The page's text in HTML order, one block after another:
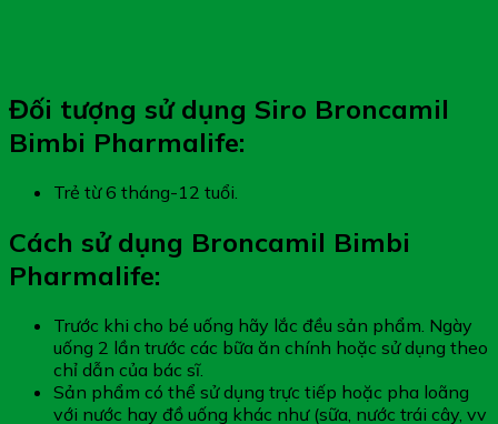
Đối tượng sử dụng Siro Broncamil
Bimbi Pharmalife:
Trẻ từ 6 tháng-12 tuổi.
Cách sử dụng Broncamil Bimbi
Pharmalife:
Trước khi cho bé uống hãy lắc đều sản phẩm. Ngày
uống 2 lần trước các bữa ăn chính hoặc sử dụng theo
chỉ dẫn của bác sĩ.
Sản phẩm có thể sử dụng trực tiếp hoặc pha loãng
với nước hay đồ uống khác như (sữa, nước trái cây, vv